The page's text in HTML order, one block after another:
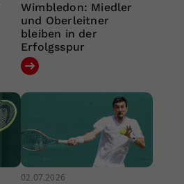
Wimbledon: Miedler
und Oberleitner
bleiben in der
Erfolgsspur
02.07.2026